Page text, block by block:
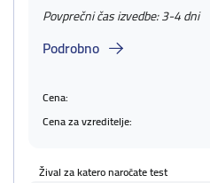
Povprečni čas izvedbe: 3-4 dni
Podrobno
Cena:
Cena za vzreditelje:
Žival za katero naročate test